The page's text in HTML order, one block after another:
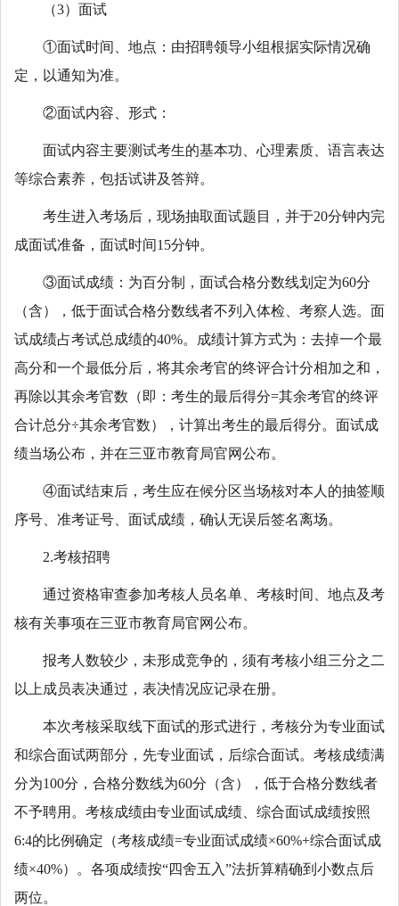
（3）面试
①面试时间、地点：由招聘领导小组根据实际情况确
定，以通知为准。
②面试内容、形式：
面试内容主要测试考生的基本功、心理素质、语言表达
等综合素养，包括试讲及答辩。
考生进入考场后，现场抽取面试题目，并于20分钟内完
成面试准备，面试时间15分钟。
③面试成绩：为百分制，面试合格分数线划定为60分
（含），低于面试合格分数线者不列入体检、考察人选。面
试成绩占考试总成绩的40%。成绩计算方式为：去掉一个最
高分和一个最低分后，将其余考官的终评合计分相加之和，
再除以其余考官数（即：考生的最后得分=其余考官的终评
合计总分÷其余考官数），计算出考生的最后得分。面试成
绩当场公布，并在三亚市教育局官网公布。
④面试结束后，考生应在候分区当场核对本人的抽签顺
序号、准考证号、面试成绩，确认无误后签名离场。
2.考核招聘
通过资格审查参加考核人员名单、考核时间、地点及考
核有关事项在三亚市教育局官网公布。
报考人数较少，未形成竞争的，须有考核小组三分之二
以上成员表决通过，表决情况应记录在册。
本次考核采取线下面试的形式进行，考核分为专业面试
和综合面试两部分，先专业面试，后综合面试。考核成绩满
分为100分，合格分数线为60分（含），低于合格分数线者
不予聘用。考核成绩由专业面试成绩、综合面试成绩按照
6:4的比例确定（考核成绩=专业面试成绩×60%+综合面试成
绩×40%）。各项成绩按“四舍五入”法折算精确到小数点后
两位。